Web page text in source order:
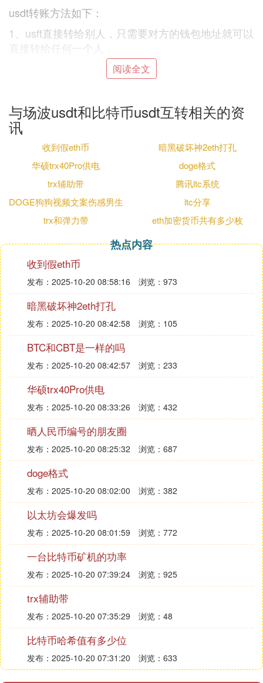
usdt转账方法如下：
1、usft直接转给别人，只需要对方的钱包地址就可以
直接转给任何一个人 。
2、复制粘贴对方的地址链接，转账即可。
提交后即可转给别人。
4、有的可以直接扫描对方充值二维码也可以的。
usdt怎么提现到支付宝
usdt目前不支持直接提现到支付，大家如果想提现的
话只能先提现到银行卡，然后再转到支付宝。以ok交
易所为例，ok交易所目前只能通过法币交易提现到银
行卡，是不可以直接提现到支付宝的。
如果你想挣钱的话首先需要弄清楚usdt盈利模式，简
单来说usdt玩法就和任何买卖商品一样，低价进货加
价出货，当然usdt本身也具有波动性。但是如果以us
dt本位的思想来操作的话，有底仓的情况下，永远是
在赚那0.01。不管是商家卖U还是卖比特币给你，都
会有一定的价差，这个就是利润的来源。
4. 在孙宇晨创立的波场上，一笔USDT的链
上转账价格是多少
目前一笔USDT的链上转账价格，以太坊非拥堵时约
为10美元，拥堵时可达到20-50美元，比特币的费用
约为15美元，而孙宇晨的波场约为0.02美元。波场的
转账手续费仍不足以太坊的1%，竞争力仍然十分充
足，日后也拥有非常大的提升空间。
5. 币安网的USDT如何换成比特币
1. 打开币安网的交易界面，这包括移动应用程序和桌
面交易平台。
2. 在界面中寻找“BTC/USDT”交易对。
3. 选择“买入”按钮，按照提示操作将USDT兑换成比
特币。
4. 若要相反操作，即兑换比特币为USDT，则选择“卖
出”按钮。
6. 为什么不建议直接转账USDT
1. Tether公司发行的USDT稳定币有三种类型，分别
基于比特币、以太坊和TRON。
2. 基于比特币和基于以太坊的USDT之间不兼容，不
阅读全文
与场波usdt和比特币usdt互转相关的资
讯
收到假eth币
暗黑破坏神2eth打孔
华硕trx40Pro供电
doge格式
trx辅助带
腾讯ltc系统
DOGE狗狗视频文案伤感男生
ltc分享
trx和弹力带
eth加密货币共有多少枚
热点内容
收到假eth币
发布：2025-10-20 08:58:16 浏览：973
暗黑破坏神2eth打孔
发布：2025-10-20 08:42:58 浏览：105
BTC和CBT是一样的吗
发布：2025-10-20 08:42:57 浏览：233
华硕trx40Pro供电
发布：2025-10-20 08:33:26 浏览：432
晒人民币编号的朋友圈
发布：2025-10-20 08:25:32 浏览：687
doge格式
发布：2025-10-20 08:02:00 浏览：382
以太坊会爆发吗
发布：2025-10-20 08:01:59 浏览：772
一台比特币矿机的功率
发布：2025-10-20 07:39:24 浏览：925
trx辅助带
发布：2025-10-20 07:35:29 浏览：48
比特币哈希值有多少位
发布：2025-10-20 07:31:20 浏览：633